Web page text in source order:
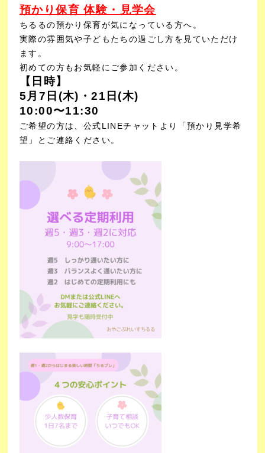
預かり保育 体験・見学会
ちるるの預かり保育が気になっている方へ。
実際の雰囲気や子どもたちの過ごし方を見ていただけ
ます。
初めての方もお気軽にご参加ください。
【日時】
5月7日(木)・21日(木)
10:00〜11:30
ご希望の方は、公式LINEチャットより「預かり見学希
望」とご連絡ください。